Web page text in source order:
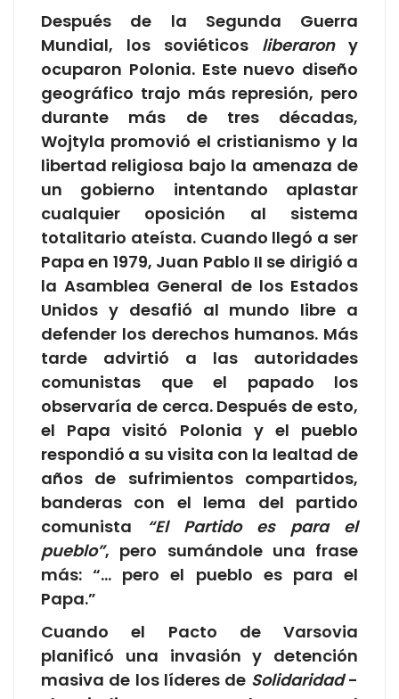
Después de la Segunda Guerra
Mundial, los soviéticos liberarony
ocuparon Polonia. Este nuevo diseño
geográfico trajo más represión, pero
durante más de tres décadas,
Wojtyla promovió el cristianismo y la
libertad religiosa bajo la amenaza de
un gobierno intentando aplastar
cualquier oposición al sistema
totalitario ateísta. Cuando llegó a ser
Papa en 1979, Juan Pablo II se dirigió a
la Asamblea General de los Estados
Unidos y desafió al mundo libre a
defender los derechos humanos. Más
tarde advirtió a las autoridades
comunistas que el papado los
observaría de cerca. Después de esto,
el Papa visitó Polonia y el pueblo
respondió a su visita con la lealtad de
años de sufrimientos compartidos,
banderas con el lema del partido
comunista “El Partido es para el
pueblo”, pero sumándole una frase
más: “… pero el pueblo es para el
Papa.”
Cuando el Pacto de Varsovia
planificó una invasión y detención
masiva de los líderes de Solidaridad-